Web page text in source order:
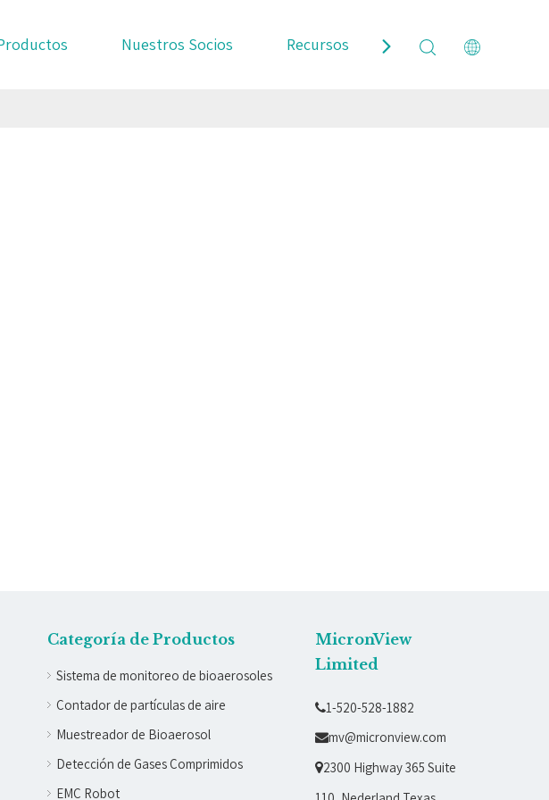
Nuestros Socios Recursos Contáctenos
Categoría de Productos
Sistema de monitoreo de bioaerosoles
Contador de partículas de aire
Muestreador de Bioaerosol
Detección de Gases Comprimidos
EMC Robot
MicronView
Limited
1-520-528-1882
mv@micronview.com
2300 Highway 365 Suite